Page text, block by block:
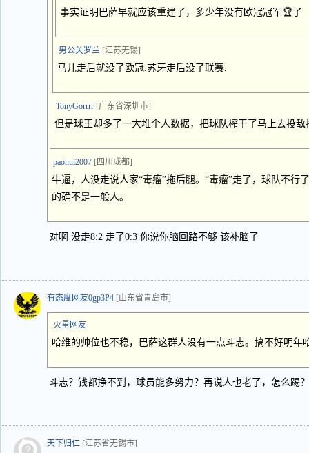
事实证明巴萨早就应该重建了，多少年没有欧冠冠军🏆了
男公关罗兰 [江苏无锡]
马儿走后就没了欧冠.苏牙走后没了联赛.
TonyGorrrr [广东省深圳市]
但是球王却多了一大堆个人数据，把球队榨干了马上去投敌
paohui2007 [四川成都]
牛逼，人没走说人家“毒瘤”拖后腿。“毒瘤”走了，球队不行
的确不是一般人。
对啊 没走8:2 走了0:3 你说你脑回路不够 该补脑了
有态度网友0gp3P4 [山东省青岛市]
火星网友
哈维的帅位也不稳，巴萨这群人没有一点斗志。搞不好明年
斗志？钱都挣不到，球员能多努力？再说人也老了，怎么踢
天下归仁 [江苏省无锡市]